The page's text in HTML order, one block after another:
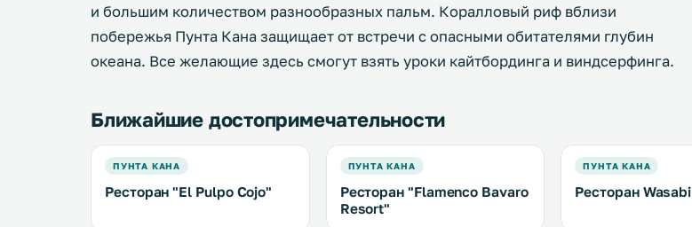
и большим количеством разнообразных пальм. Коралловый риф вблизи
побережья Пунта Кана защищает от встречи с опасными обитателями глубин
океана. Все желающие здесь смогут взять уроки кайтбординга и виндсерфинга.
Ближайшие достопримечательности
ПУНТА КАНА
Ресторан "El Pulpo Cojo"
ПУНТА КАНА
Ресторан "Flamenco Bavaro
Resort"
ПУНТА КАНА
Ресторан Wasabi